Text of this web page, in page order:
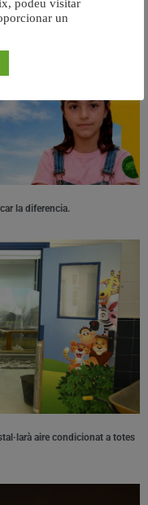
la diferencia.
aire condicionat a totes
podeu visitar
un